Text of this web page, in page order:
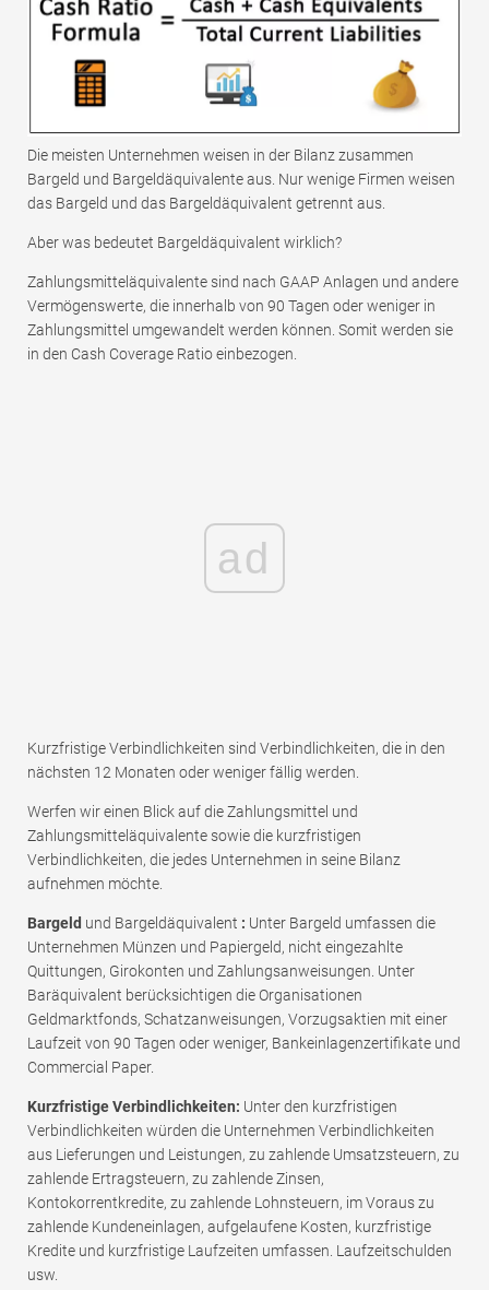
Die meisten Unternehmen weisen in der Bilanz zusammen
Bargeld und Bargeldäquivalente aus. Nur wenige Firmen weisen
das Bargeld und das Bargeldäquivalent getrennt aus.
Aber was bedeutet Bargeldäquivalent wirklich?
Zahlungsmitteläquivalente sind nach GAAP Anlagen und andere
Vermögenswerte, die innerhalb von 90 Tagen oder weniger in
Zahlungsmittel umgewandelt werden können. Somit werden sie
in den Cash Coverage Ratio einbezogen.
ad
Kurzfristige Verbindlichkeiten sind Verbindlichkeiten, die in den
nächsten 12 Monaten oder weniger fällig werden.
Werfen wir einen Blick auf die Zahlungsmittel und
Zahlungsmitteläquivalente sowie die kurzfristigen
Verbindlichkeiten, die jedes Unternehmen in seine Bilanz
aufnehmen möchte.
Bargeld und Bargeldäquivalent : Unter Bargeld umfassen die
Unternehmen Münzen und Papiergeld, nicht eingezahlte
Quittungen, Girokonten und Zahlungsanweisungen. Unter
Baräquivalent berücksichtigen die Organisationen
Geldmarktfonds, Schatzanweisungen, Vorzugsaktien mit einer
Laufzeit von 90 Tagen oder weniger, Bankeinlagenzertifikate und
Commercial Paper.
Kurzfristige Verbindlichkeiten: Unter den kurzfristigen
Verbindlichkeiten würden die Unternehmen Verbindlichkeiten
aus Lieferungen und Leistungen, zu zahlende Umsatzsteuern, zu
zahlende Ertragsteuern, zu zahlende Zinsen,
Kontokorrentkredite, zu zahlende Lohnsteuern, im Voraus zu
zahlende Kundeneinlagen, aufgelaufene Kosten, kurzfristige
Kredite und kurzfristige Laufzeiten umfassen. Laufzeitschulden
usw.